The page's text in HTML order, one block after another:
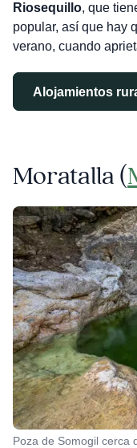
Riosequillo, que
popular, así que hay
verano, cuando
Alojamientos
Moratalla (
Poza de Somogil cerca